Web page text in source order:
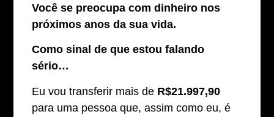
Você se preocupa com dinheiro nos
próximos anos da sua vida.
Como sinal de que estou falando
sério…
Eu vou transferir mais de R$21.997,90
para uma pessoa que, assim como eu, é